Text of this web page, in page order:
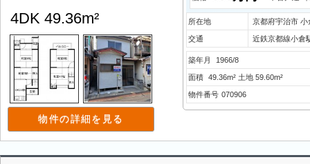
4DK 49.36m²
物件の詳細を見る
所在地 京都府宇治市 小
交通 近鉄京都線小倉
築年月 1966/8
面積 49.36m² 土地 59.60m²
物件番号 070906